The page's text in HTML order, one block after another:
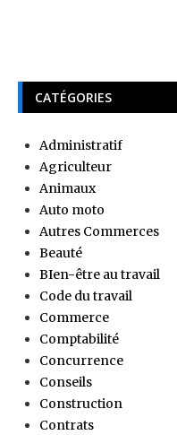
CATÉGORIES
Administratif
Agriculteur
Animaux
Auto moto
Autres Commerces
Beauté
BIen-être au travail
Code du travail
Commerce
Comptabilité
Concurrence
Conseils
Construction
Contrats